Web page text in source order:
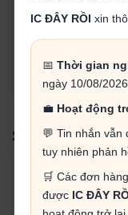
IC ĐÂY RỒI xin
📅 Thời gian
ngày 10/08/2026.
💼 Hoạt động
💬 Tin nhắn vẫn
tuy nhiên phản
🛒 Các đơn
được IC ĐÂY
-
-
SẢN PHẨM